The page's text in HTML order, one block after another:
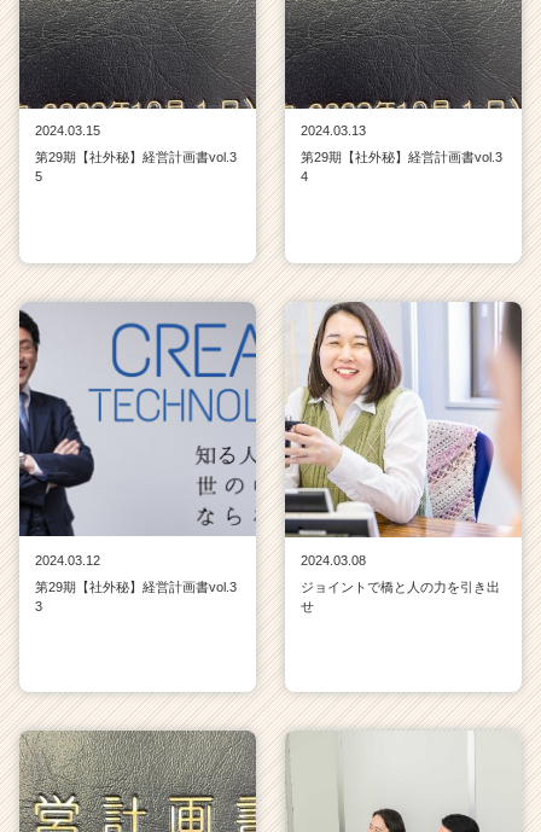
r
C
a
r
r）
2024.03.15
第29期【社外秘】経営計画書vol.3
5
2024.03.13
第29期【社外秘】経営計画書vol.3
4
2024.03.12
第29期【社外秘】経営計画書vol.3
3
2024.03.08
ジョイントで橋と人の力を引き出
せ